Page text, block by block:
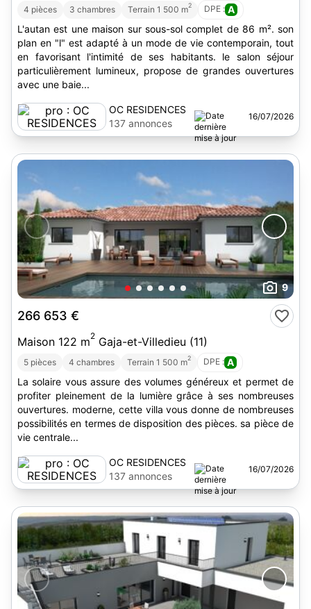
4 pièces 3 chambres Terrain 1 500 m2 DPE : A
L'autan est une maison sur sous-sol complet de 86 m². son
plan en "l" est adapté à un mode de vie contemporain, tout
en favorisant l'intimité de ses habitants. le salon séjour
particulièrement lumineux, propose de grandes ouvertures
avec une baie...
OC RESIDENCES
137 annonces
16/07/2026
9
266 653 €
Maison 122 m2 Gaja-et-Villedieu (11)
5 pièces 4 chambres Terrain 1 500 m2 DPE : A
La solaire vous assure des volumes généreux et permet de
profiter pleinement de la lumière grâce à ses nombreuses
ouvertures. moderne, cette villa vous donne de nombreuses
possibilités en termes de disposition des pièces. sa pièce de
vie centrale...
OC RESIDENCES
137 annonces
16/07/2026